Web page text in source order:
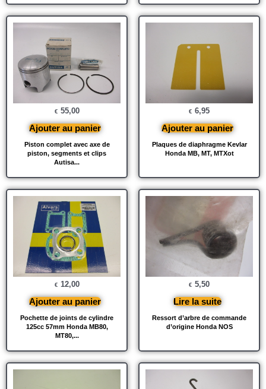
Piston complet avec axe de
piston, segments et clips
Autisa...
€ 55,00
Ajouter au panier
Plaques de diaphragme Kevlar
Honda MB, MT, MTXot
€ 6,95
Ajouter au panier
Pochette de joints de cylindre
125cc 57mm Honda MB80,
MT80,...
€ 12,00
Ajouter au panier
Ressort d’arbre de commande
d’origine Honda NOS
€ 5,50
Lire la suite